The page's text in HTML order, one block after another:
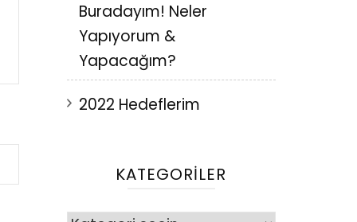
Buradayım! Neler
Yapıyorum &
Yapacağım?
2022 Hedeflerim
KATEGORILER